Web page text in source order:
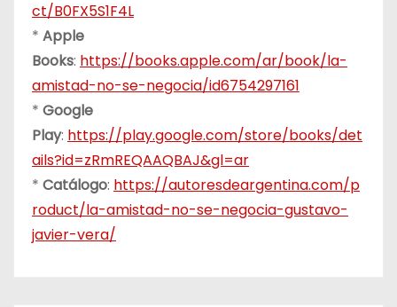
ct/B0FX5S1F4L
* Apple
Books: https://books.apple.com/ar/book/la-
amistad-no-se-negocia/id6754297161
* Google
Play: https://play.google.com/store/books/det
ails?id=zRmREQAAQBAJ&gl=ar
* Catálogo: https://autoresdeargentina.com/p
roduct/la-amistad-no-se-negocia-gustavo-
javier-vera/